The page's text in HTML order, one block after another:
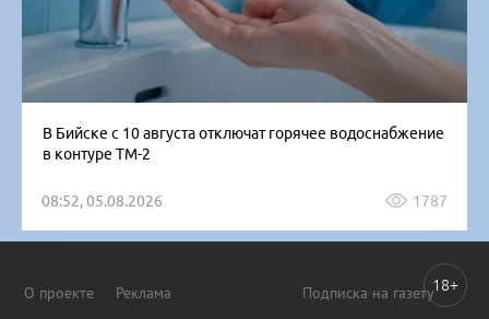
В Бийске с 10 августа отключат горячее водоснабжение
в контуре ТМ-2
08:52, 05.08.2026 1787
О проекте Реклама Подписка на газету18+